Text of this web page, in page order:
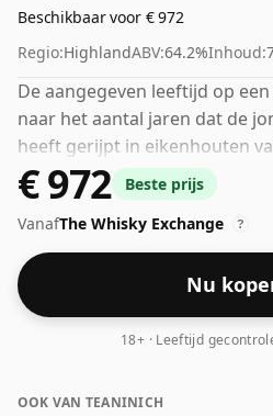
Beschikbaar voor € 972
Regio:HighlandABV:64.2%Inhoud:
De aangegeven leeftijd op
naar het aantal jaren dat de
heeft gerijpt in eikenhouten
deze Schotse Whisky van
Wordt geleverd in een
afwijkende sterkte van 64,2%.
€ 972
Beste prijs
VanafThe Whisky Exchange ?
Nu
18+ · Leeftijd
OOK VAN TEANINICH